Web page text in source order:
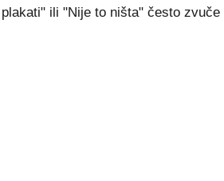
ili "Nije to ništa" često zvuče